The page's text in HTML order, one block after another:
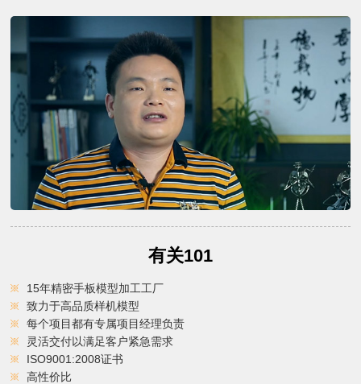
有关101
15年精密手板模型加工工厂
致力于高品质样机模型
每个项目都有专属项目经理负责
灵活交付以满足客户紧急需求
ISO9001:2008证书
高性价比